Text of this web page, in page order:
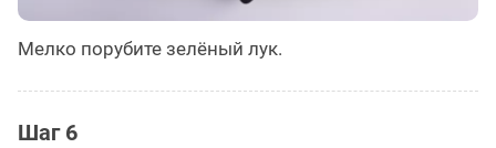
Мелко порубите зелёный лук.
Шаг 6